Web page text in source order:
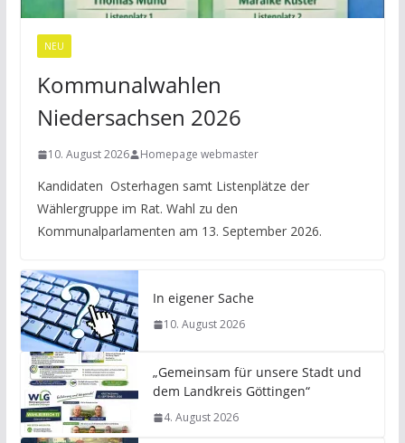
NEU
Kommunalwahlen
Niedersachsen 2026
10. August 2026 Homepage webmaster
Kandidaten Osterhagen samt Listenplätze der
Wählergruppe im Rat. Wahl zu den
Kommunalparlamenten am 13. September 2026.
In eigener Sache
10. August 2026
„Gemeinsam für unsere Stadt und
dem Landkreis Göttingen“
4. August 2026